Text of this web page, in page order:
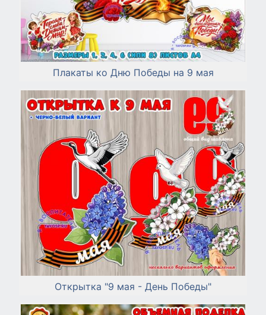
Плакаты ко Дню Победы на 9 мая
Открытка "9 мая - День Победы"